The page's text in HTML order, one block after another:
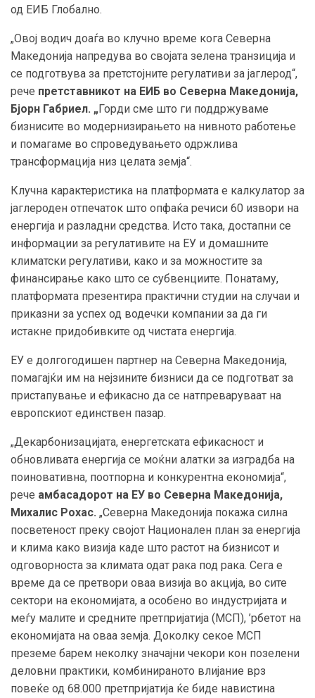
од ЕИБ Глобално.
„Овој водич доаѓа во клучно време кога Северна
Македонија напредува во својата зелена транзиција и
се подготвува за претстојните регулативи за јаглерод“,
рече претставникот на ЕИБ во Северна Македонија,
Бјорн Габриел. „Горди сме што ги поддржуваме
бизнисите во модернизирањето на нивното работење
и помагаме во спроведувањето одржлива
трансформација низ целата земја“.
Клучна карактеристика на платформата е калкулатор за
јаглероден отпечаток што опфаќа речиси 60 извори на
енергија и разладни средства. Исто така, достапни се
информации за регулативите на ЕУ и домашните
климатски регулативи, како и за можностите за
финансирање како што се субвенциите. Понатаму,
платформата презентира практични студии на случаи и
приказни за успех од водечки компании за да ги
истакне придобивките од чистата енергија.
ЕУ е долгогодишен партнер на Северна Македонија,
помагајќи им на нејзините бизниси да се подготват за
пристапување и ефикасно да се натпреваруваат на
европскиот единствен пазар.
„Декарбонизацијата, енергетската ефикасност и
обновливата енергија се моќни алатки за изградба на
поиновативна, поотпорна и конкурентна економија“,
рече амбасадорот на ЕУ во Северна Македонија,
Михалис Рохас. „Северна Македонија покажа силна
посветеност преку својот Национален план за енергија
и клима како визија каде што растот на бизнисот и
одговорноста за климата одат рака под рака. Сега е
време да се претвори оваа визија во акција, во сите
сектори на економијата, а особено во индустријата и
меѓу малите и средните претпријатија (МСП), ’рбетот на
економијата на оваа земја. Доколку секое МСП
преземе барем неколку значајни чекори кон позелени
деловни практики, комбинираното влијание врз
повеќе од 68.000 претпријатија ќе биде навистина